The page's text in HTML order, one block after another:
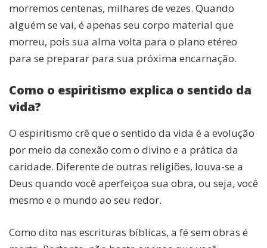
morremos centenas, milhares de vezes. Quando
alguém se vai, é apenas seu corpo material que
morreu, pois sua alma volta para o plano etéreo
para se preparar para sua próxima encarnação.
Como o espiritismo explica o sentido da
vida?
O espiritismo crê que o sentido da vida é a evolução
por meio da conexão com o divino e a prática da
caridade. Diferente de outras religiões, louva-se a
Deus quando você aperfeiçoa sua obra, ou seja, você
mesmo e o mundo ao seu redor.
Como dito nas escrituras bíblicas, a fé sem obras é